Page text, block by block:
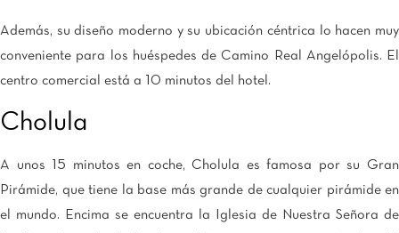
Además, su diseño moderno y su ubicación céntrica lo hacen muy
conveniente para los huéspedes de Camino Real Angelópolis. El
centro comercial está a 10 minutos del hotel.
Cholula
A unos 15 minutos en coche, Cholula es famosa por su Gran
Pirámide, que tiene la base más grande de cualquier pirámide en
el mundo. Encima se encuentra la Iglesia de Nuestra Señora de